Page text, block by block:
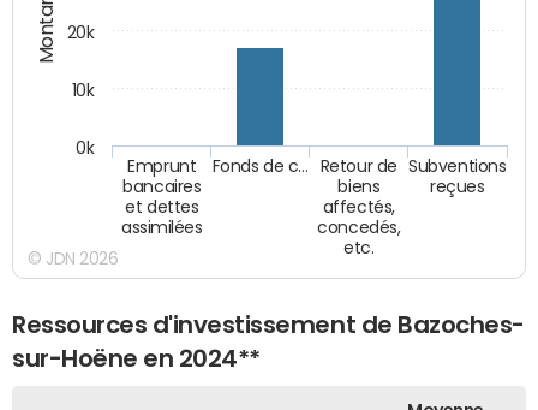
Emprunt
bancaires
et dettes
assimilées
Fonds de c…
Retour de
biens
affectés,
concedés,
etc.
Subventions
reçues
0k
10k
20k
© JDN 2026
Ressources d'investissement de Bazoches-
sur-Hoëne en 2024**